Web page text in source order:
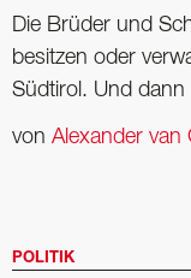
Die Brüder und
besitzen oder
Südtirol. Und dann
von Alexander van
POLITIK